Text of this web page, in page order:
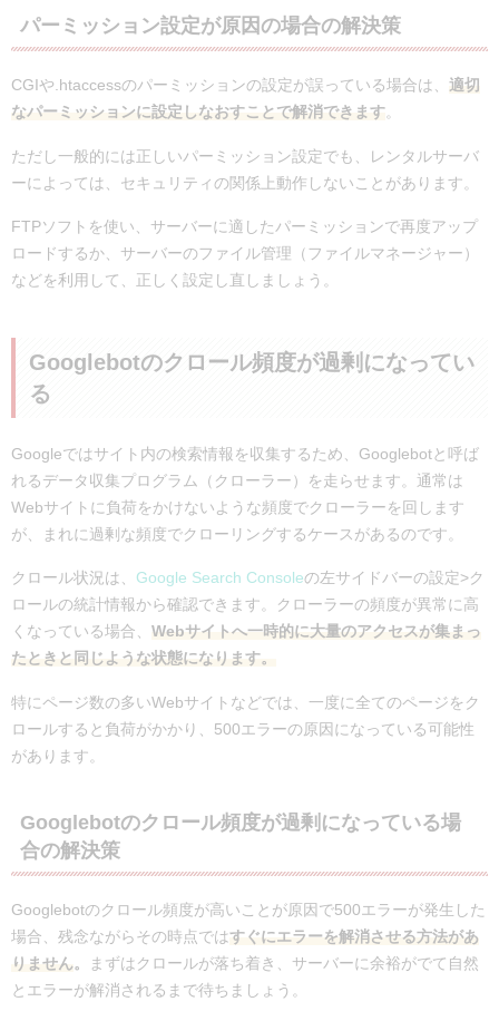
パーミッション設定が原因の場合の解決策
CGIや.htaccessのパーミッションの設定が誤っている場合は、 適切
なパーミッションに設定しなおすことで解消できます。
ただし一般的には正しいパーミッション設定でも、レンタルサーバ
ーによっては、セキュリティの関係上動作しないことがあります。
FTPソフトを使い、サーバーに適したパーミッションで再度アップ
ロードするか、サーバーのファイル管理（ファイルマネージャー）
などを利用して、正しく設定し直しましょう。
Googlebotのクロール頻度が過剰になってい
る
Googleではサイト内の検索情報を収集するため、Googlebotと呼ば
れるデータ収集プログラム（クローラー）を走らせます。通常は
Webサイトに負荷をかけないような頻度でクローラーを回します
が、まれに過剰な頻度でクローリングするケースがあるのです。
クロール状況は、 Google Search Consoleの左サイドバーの設定>ク
ロールの統計情報から確認できます。クローラーの頻度が異常に高
くなっている場合、 Webサイトへ一時的に大量のアクセスが集まっ
たときと同じような状態になります。
特にページ数の多いWebサイトなどでは、一度に全てのページをク
ロールすると負荷がかかり、500エラーの原因になっている可能性
があります。
Googlebotのクロール頻度が過剰になっている場
合の解決策
Googlebotのクロール頻度が高いことが原因で500エラーが発生した
場合、残念ながらその時点ではすぐにエラーを解消させる方法があ
りません。
まずはクロールが落ち着き、サーバーに余裕がでて自然
とエラーが解消されるまで待ちましょう。